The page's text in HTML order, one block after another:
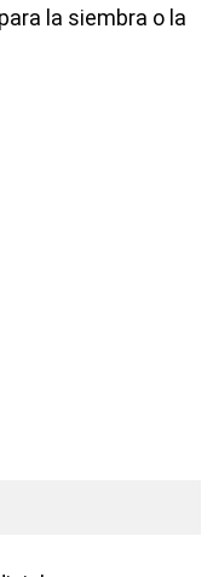
la siembra o la